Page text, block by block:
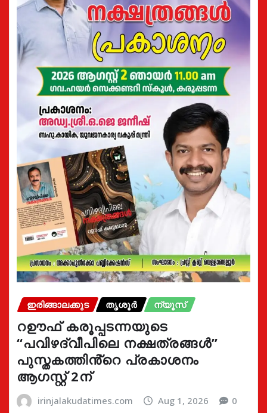
ഇരിങ്ങാലക്കുട തൃശൂർ ന്യൂസ്
റഊഫ് കരൂപ്പടന്നയുടെ
“പവിഴദ്വീപിലെ നക്ഷത്രങ്ങൾ”
പുസ്തകത്തിൻ്റെ പ്രകാശനം
ആഗസ്റ്റ് 2ന്
irinjalakudatimes.com Aug 1, 2026 0